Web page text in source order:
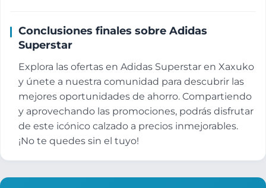
Conclusiones finales sobre Adidas
Superstar
Explora las ofertas en Adidas Superstar en Xaxuko
y únete a nuestra comunidad para descubrir las
mejores oportunidades de ahorro. Compartiendo
y aprovechando las promociones, podrás disfrutar
de este icónico calzado a precios inmejorables.
¡No te quedes sin el tuyo!